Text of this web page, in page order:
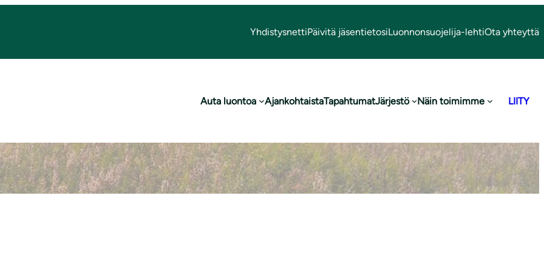
YhdistysnettiPäivitä jäsentietosiLuonnonsuojelija-lehtiOta yhteyttä
Auta luontoa AjankohtaistaTapahtumatJärjestö Näin toimimme LIITY